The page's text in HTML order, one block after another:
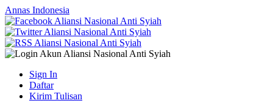
Annas Indonesia
Sign In
Daftar
Kirim Tulisan